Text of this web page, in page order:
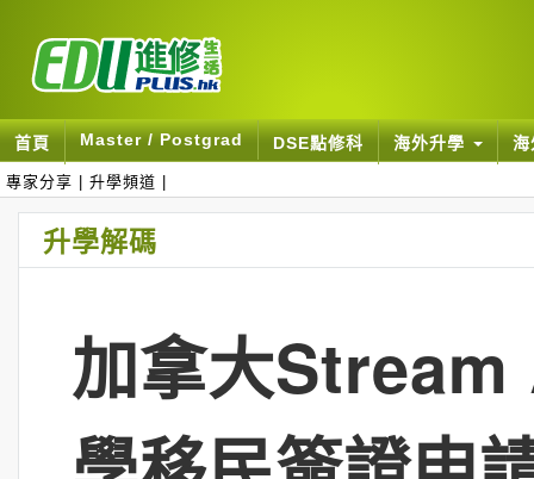
首頁 Master / Postgrad DSE點修科 海外升學
專家分享 升學頻道
升學解碼
加拿大Stream